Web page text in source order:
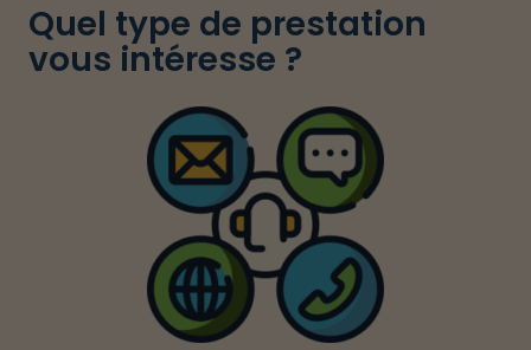
Quel type de prestation
vous intéresse ?